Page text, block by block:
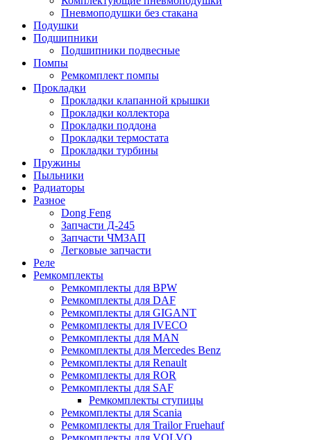
Пневмоподушки без стакана
Подушки
Подшипники
Подшипники подвесные
Помпы
Ремкомплект помпы
Прокладки
Прокладки клапанной крышки
Прокладки коллектора
Прокладки поддона
Прокладки термостата
Прокладки турбины
Пружины
Пыльники
Радиаторы
Разное
Dong Feng
Запчасти Д-245
Запчасти ЧМЗАП
Легковые запчасти
Реле
Ремкомплекты
Ремкомплекты для BPW
Ремкомплекты для DAF
Ремкомплекты для GIGANT
Ремкомплекты для IVECO
Ремкомплекты для MAN
Ремкомплекты для Mercedes Benz
Ремкомплекты для Renault
Ремкомплекты для ROR
Ремкомплекты для SAF
Ремкомплекты ступицы
Ремкомплекты для Scania
Ремкомплекты для Trailor Fruehauf
Ремкомплекты для VOLVO